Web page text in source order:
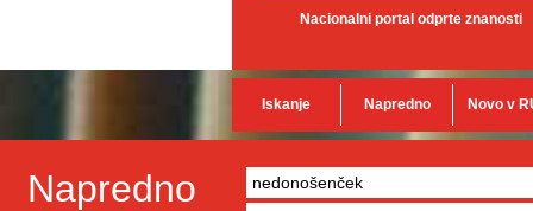
Nacionalni portal odprte znanosti
Iskanje Napredno Novo v
Napredno